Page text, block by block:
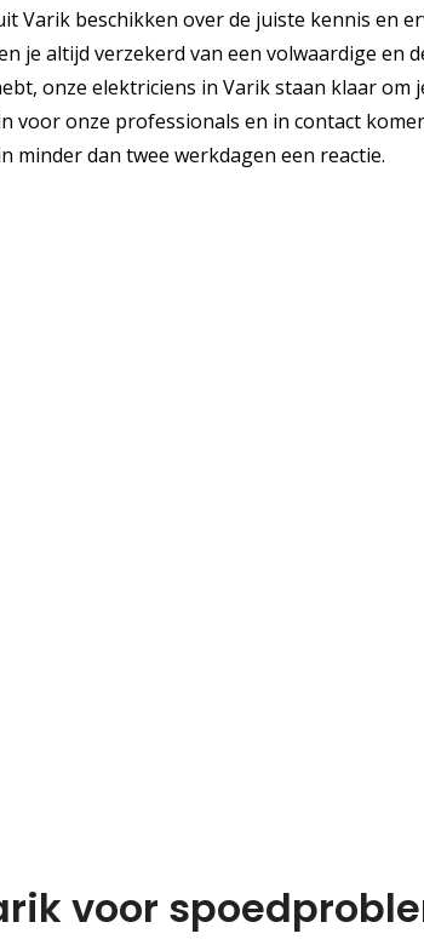
Varik beschikken over de juiste kennis en
je altijd verzekerd van een volwaardige en
onze elektriciens in Varik staan klaar om
voor onze professionals en in contact
minder dan twee werkdagen een reactie.
voor